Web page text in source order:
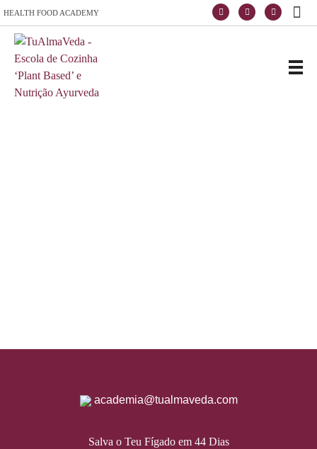
HEALTH FOOD ACADEMY
academia@tualmaveda.com
Salva o Teu Fígado em 44 Dias